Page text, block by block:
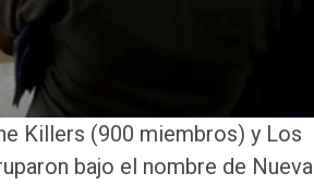
Killers (900 miembros) y Los
bajo el nombre de Nueva